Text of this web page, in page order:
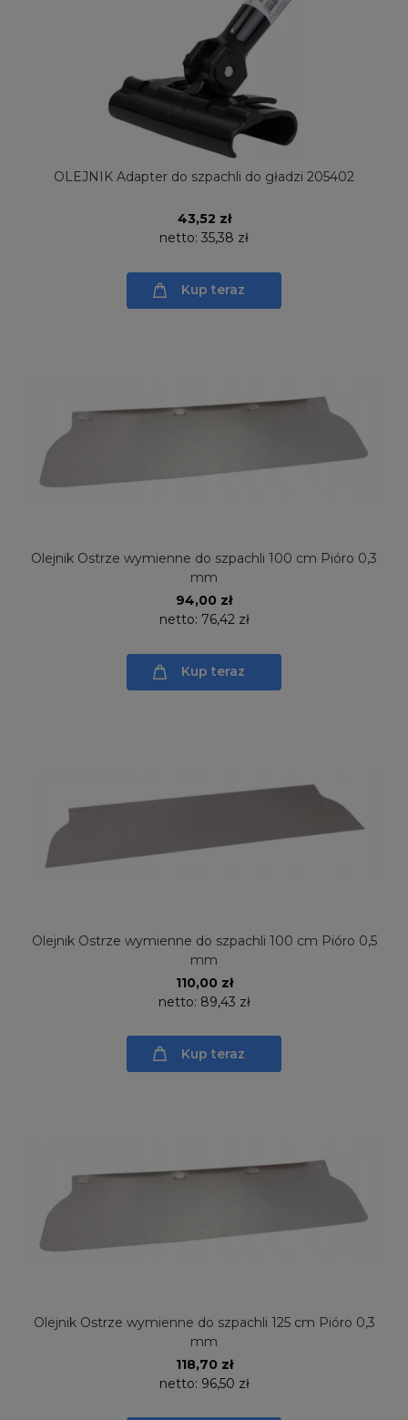
OLEJNIK Adapter do szpachli do gładzi 205402
43,52 zł
netto: 35,38 zł
Kup teraz
Olejnik Ostrze wymienne do szpachli 100 cm Pióro 0,3
mm
94,00 zł
netto: 76,42 zł
Kup teraz
Olejnik Ostrze wymienne do szpachli 100 cm Pióro 0,5
mm
110,00 zł
netto: 89,43 zł
Kup teraz
Olejnik Ostrze wymienne do szpachli 125 cm Pióro 0,3
mm
118,70 zł
netto: 96,50 zł